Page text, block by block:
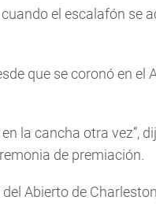
el escalafón se
que se coronó en el
la cancha otra vez”,
de premiación.
Abierto de